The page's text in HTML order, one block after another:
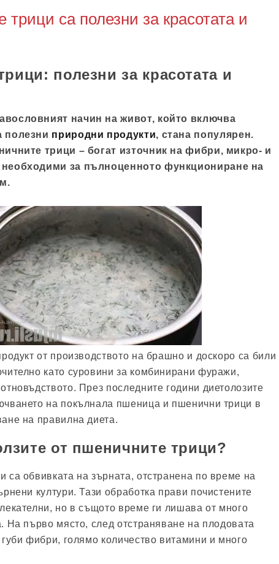
са полезни за красотата и
полезни за красотата и
начин на живот, който включва
полезни природни продукти, стана популярен.
трици – богат източник на фибри, микро- и
за пълноценното функциониране на
от производството на брашно и доскоро са били
като суровини за комбинирани фуражи,
През последните години диетолозите
на покълнала пшеница и пшенични трици в
на правилна диета.
от пшеничните трици?
са обвивката на зърната, отстранена по време на
култури. Тази обработка прави почистените
но в същото време ги лишава от много
На първо място, след отстраняване на плодовата
фибри, голямо количество витамини и много